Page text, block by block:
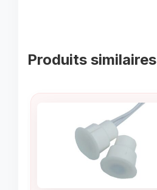
Produits similaires